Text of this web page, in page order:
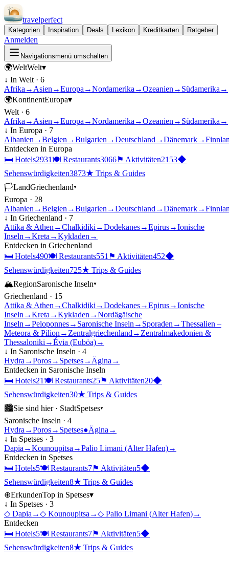
travelperfect
Kategorien Inspiration Deals Lexikon Kreditkarten Ratgeber
Anmelden
Navigationsmenü umschalten
🌍WeltWelt▾
↓ In Welt · 6
Afrika → Asien →Europa →Nordamerika →Ozeanien → Südamerika →
🌍KontinentEuropa▾
Welt · 6
Afrika → Asien →Europa →Nordamerika →Ozeanien → Südamerika →
↓ In Europa · 7
Albanien →Belgien →Bulgarien →Deutschland →Dänemark→
Entdecken in Europa
🛏 Hotels2931 🍽 Restaurants3066⚑ Aktivitäten2153◆
Sehenswürdigkeiten3873★ Trips & Guides
🏳LandGriechenland▾
Europa · 28
Albanien →Belgien →Bulgarien →Deutschland →Dänemark→
↓ In Griechenland · 7
Attika & Athen →Chalkidiki →Dodekanes→Epirus→Ionische
Inseln →Kreta →Kykladen →
Entdecken in Griechenland
🛏 Hotels490🍽 Restaurants551 ⚑ Aktivitäten452◆
Sehenswürdigkeiten725★ Trips & Guides
🏔RegionSaronische Inseln▾
Griechenland · 15
Attika & Athen →Chalkidiki →Dodekanes→Epirus→Ionische
Inseln →Kreta →Kykladen →Nordägäische
Inseln →Peloponnes→ Saronische Inseln → Sporaden →Thessalien –
Meteora & Pilion → Zentralgriechenland → Zentralmakedonien &
Thessaloniki →Évia (Euböa)→
↓ In Saronische Inseln · 4
Hydra →Poros→ Spetses→ Ägina →
Entdecken in Saronische Inseln
🛏 Hotels21 🍽 Restaurants25⚑ Aktivitäten20◆
Sehenswürdigkeiten30★ Trips & Guides
🏙Sie sind hier · StadtSpetses▾
Saronische Inseln · 4
Hydra →Poros→ Spetses●Ägina →
↓ In Spetses · 3
Dapia →Kounoupitsa →Palio Limani (Alter Hafen)→
Entdecken in Spetses
🛏 Hotels5🍽 Restaurants7⚑ Aktivitäten5◆
Sehenswürdigkeiten8★ Trips & Guides
⊕ErkundenTop in Spetses▾
↓ In Spetses · 3
◇ Dapia →◇ Kounoupitsa →◇ Palio Limani (Alter Hafen)→
Entdecken
🛏 Hotels5🍽 Restaurants7⚑ Aktivitäten5◆
Sehenswürdigkeiten8★ Trips & Guides